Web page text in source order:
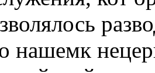
нашемк